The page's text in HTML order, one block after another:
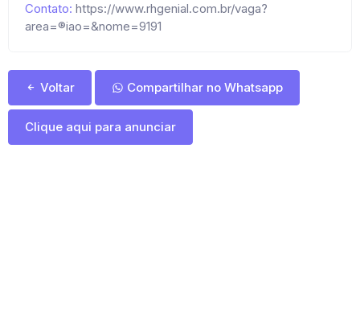
Contato: https://www.rhgenial.com.br/vaga?
area=®iao=&nome=9191
Voltar Compartilhar no Whatsapp
Clique aqui para anunciar